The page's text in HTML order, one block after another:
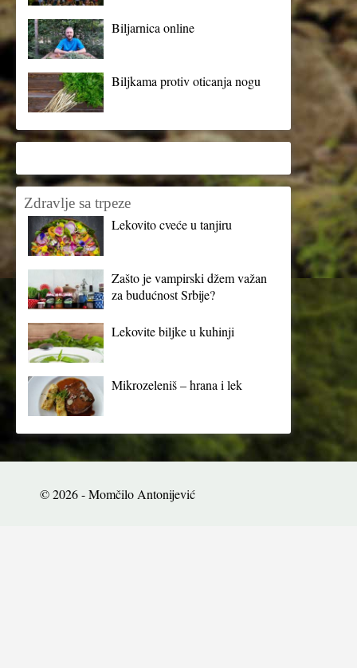
Biljarnica online
Biljkama protiv oticanja nogu
Zdravlje sa trpeze
Lekovito cveće u tanjiru
Zašto je vampirski džem važan
za budućnost Srbije?
Lekovite biljke u kuhinji
Mikrozeleniš – hrana i lek
© 2026 - Momčilo Antonijević